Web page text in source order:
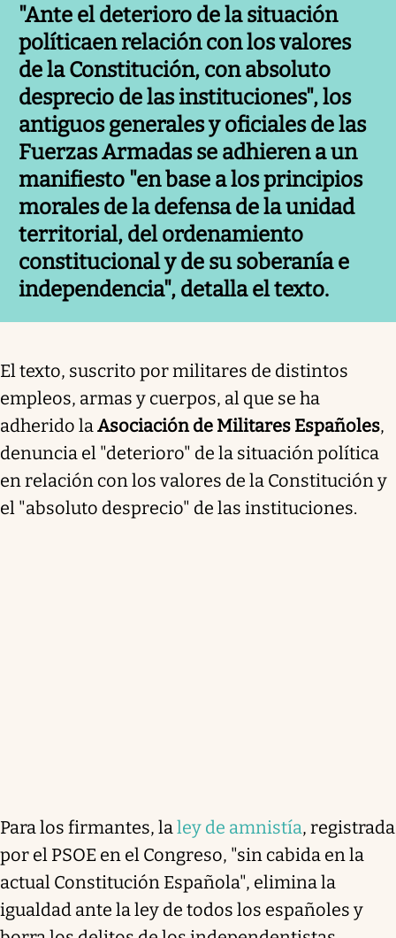
"Ante eldeterioro de la situación
políticaen relación con los valores
de la Constitución, con absoluto
desprecio de las instituciones", los
antiguos generales y oficiales de las
Fuerzas Armadas se adhieren a un
manifiesto "en base a los principios
morales de ladefensa de la unidad
territorial, del ordenamiento
constitucional y de su soberanía e
independencia", detalla el texto.
El texto, suscrito por militares de distintos
empleos, armas y cuerpos, al que se ha
adherido laAsociación de Militares Españoles,
denuncia el "deterioro" de la situación política
en relación con los valores de la Constitución y
el "absoluto desprecio" de las instituciones.
Para los firmantes, laley de amnistía, registrada
por el PSOE en el Congreso, "sin cabida en la
actual Constitución Española", elimina la
igualdad ante la ley de todos los españoles y